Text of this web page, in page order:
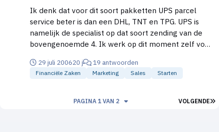
Ik denk dat voor dit soort pakketten UPS parcel
service beter is dan een DHL, TNT en TPG. UPS is
namelijk de specialist op dat soort zending van de
bovengenoemde 4. Ik werk op dit moment zelf voor
laden specialist en DHL is meer het zelfde als TPG (
dat inmiddels TNT is). Ups heeft een zeer
dan niet geweldig laag, maar nog steeds erg redelijk!
29 juli 200620 j 19 antwoorden
Financiële Zaken Marketing Sales Starten
VOLGENDE
PAGINA 1 VAN 2